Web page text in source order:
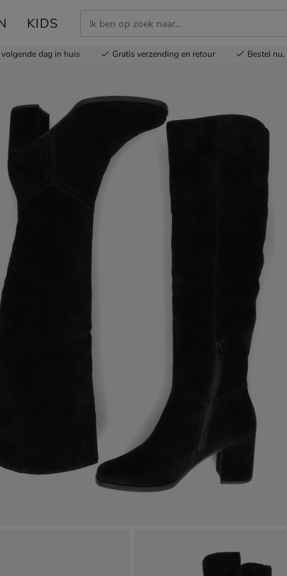
KIDS
volgende dag in huis Gratis verzending en retour Bestel nu,